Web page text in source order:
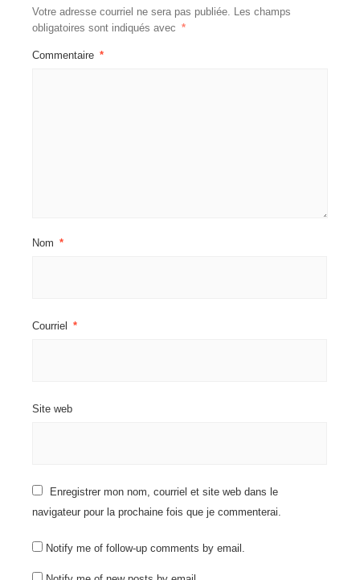
Votre adresse courriel ne sera pas publiée. Les champs
obligatoires sont indiqués avec *
Commentaire *
Nom *
Courriel *
Site web
Enregistrer mon nom, courriel et site web dans le
navigateur pour la prochaine fois que je commenterai.
Notify me of follow-up comments by email.